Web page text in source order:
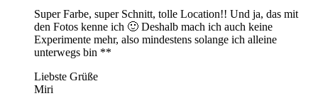
Super Farbe, super Schnitt, tolle Location!! Und ja, das mit
den Fotos kenne ich 🙂 Deshalb mach ich auch keine
Experimente mehr, also mindestens solange ich alleine
unterwegs bin **
Liebste Grüße
Miri